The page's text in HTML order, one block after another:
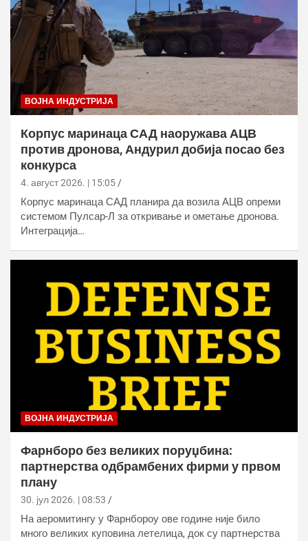
ВОЈНА ИНДУСТРИЈА
Корпус маринаца САД наоружава АЦВ
против дронова, Андурил добија посао без
конкурса
4. август 2026. | 15:05
Корпус маринаца САД планира да возила АЦВ опреми
системом Пулсар-Л за откривање и ометање дронова.
Интеграција…
ВОЈНА ИНДУСТРИЈА
Фарнборо без великих поруџбина:
партнерства одбрамбених фирми у првом
плану
30. јул 2026. | 08:53
На аеромитингу у Фарнбороу ове године није било
много великих куповина летелица, док су партнерства